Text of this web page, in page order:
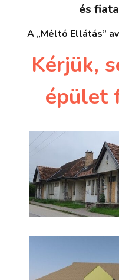
és
A „Méltó Ellátás”
Kérjük,
épület